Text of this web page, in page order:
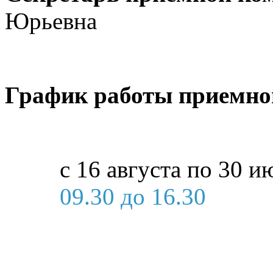
Юрьевна
График работы
с 16 августа по 30
09.30 до 16.30